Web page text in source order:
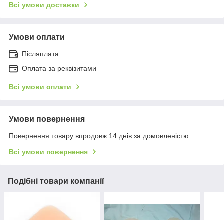
Всі умови доставки
Умови оплати
Післяплата
Оплата за реквізитами
Всі умови оплати
Умови повернення
Повернення товару впродовж 14 днів за домовленістю
Всі умови повернення
Подібні товари компанії